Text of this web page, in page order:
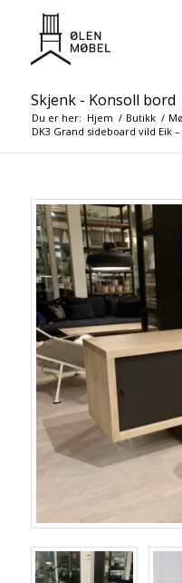
Skjenk - Konsoll bord
Du er her: Hjem / Butikk /
DK3 Grand sideboard vild Eik